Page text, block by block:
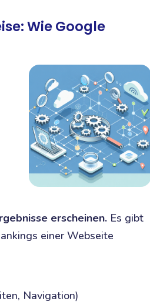
Wie Google
erscheinen. Es gibt
einer Webseite
Navigation)